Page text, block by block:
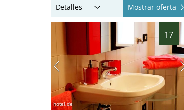
Detalles Mostrar oferta
17
hotel.de